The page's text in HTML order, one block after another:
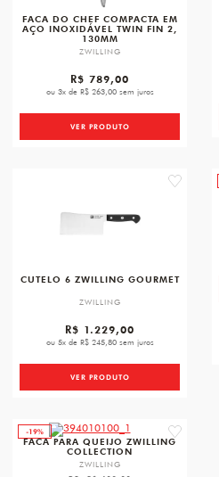
FACA DO CHEF COMPACTA EM
AÇO INOXIDÁVEL TWIN FIN 2,
130MM
ZWILLING
R$ 789,00
ou 3x de R$ 263,00 sem juros
VER PRODUTO
favorite
CUTELO 6 ZWILLING GOURMET
ZWILLING
R$ 1.229,00
ou 5x de R$ 245,80 sem juros
VER PRODUTO
favorite
-19%
FACA PARA QUEIJO ZWILLING
COLLECTION
ZWILLING